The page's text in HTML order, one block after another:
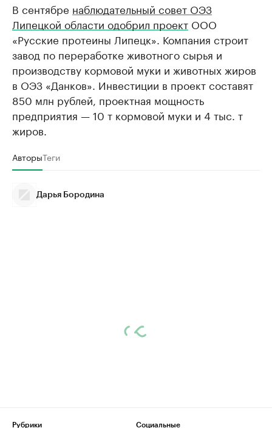
В сентябре наблюдательный совет ОЭЗ
Липецкой области одобрил проект ООО
«Русские протеины Липецк». Компания строит
завод по переработке животного сырья и
производству кормовой муки и животных жиров
в ОЭЗ «Данков». Инвестиции в проект составят
850 млн рублей, проектная мощность
предприятия — 10 т кормовой муки и 4 тыс. т
жиров.
АвторыТеги
Дарья Бородина
Рубрики
Социальные